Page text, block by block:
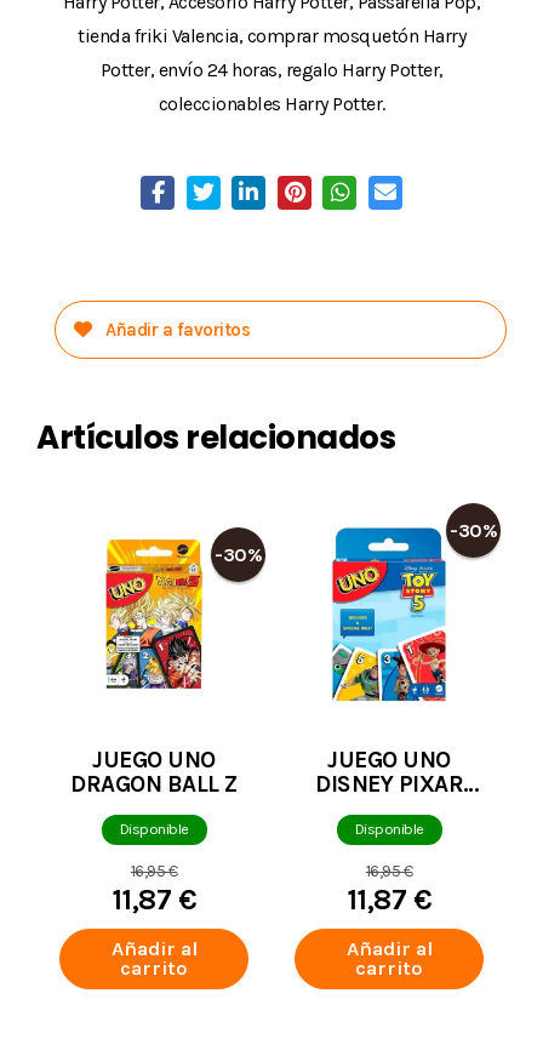
tienda friki Valencia, comprar mosquetón Harry
Potter, envío 24 horas, regalo Harry Potter,
coleccionables Harry Potter.
Añadir a favoritos
Artículos relacionados
-30%
JUEGO UNO
DRAGON BALL Z
Disponible
16,95 €
11,87 €
Añadir al
carrito
-30%
JUEGO UNO
DISNEY PIXAR
Disponible
16,95 €
11,87 €
Añadir al
carrito